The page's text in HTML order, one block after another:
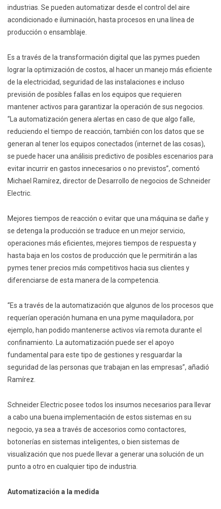
industrias. Se pueden automatizar desde el control del aire
acondicionado e iluminación, hasta procesos en una línea de
producción o ensamblaje.
Es a través de la transformación digital que las pymes pueden
lograr la optimización de costos, al hacer un manejo más eficiente
de la electricidad, seguridad de las instalaciones e incluso
previsión de posibles fallas en los equipos que requieren
mantener activos para garantizar la operación de sus negocios.
“La automatización genera alertas en caso de que algo falle,
reduciendo el tiempo de reacción, también con los datos que se
generan al tener los equipos conectados (internet de las cosas),
se puede hacer una análisis predictivo de posibles escenarios para
evitar incurrir en gastos innecesarios o no previstos”, comentó
Michael Ramírez, director de Desarrollo de negocios de Schneider
Electric.
Mejores tiempos de reacción o evitar que una máquina se dañe y
se detenga la producción se traduce en un mejor servicio,
operaciones más eficientes, mejores tiempos de respuesta y
hasta baja en los costos de producción que le permitirán a las
pymes tener precios más competitivos hacia sus clientes y
diferenciarse de esta manera de la competencia.
“Es a través de la automatización que algunos de los procesos que
requerían operación humana en una pyme maquiladora, por
ejemplo, han podido mantenerse activos vía remota durante el
confinamiento. La automatización puede ser el apoyo
fundamental para este tipo de gestiones y resguardar la
seguridad de las personas que trabajan en las empresas”, añadió
Ramírez.
Schneider Electric posee todos los insumos necesarios para llevar
a cabo una buena implementación de estos sistemas en su
negocio, ya sea a través de accesorios como contactores,
botonerías en sistemas inteligentes, o bien sistemas de
visualización que nos puede llevar a generar una solución de un
punto a otro en cualquier tipo de industria.
Automatización a la medida